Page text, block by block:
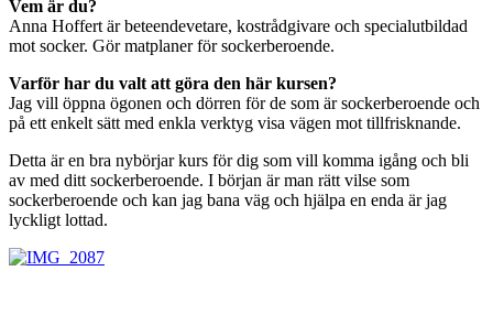
Vem är du?
Anna Hoffert är beteendevetare, kostrådgivare och specialutbildad
mot socker. Gör matplaner för sockerberoende.
Varför har du valt att göra den här kursen?
Jag vill öppna ögonen och dörren för de som är sockerberoende och
på ett enkelt sätt med enkla verktyg visa vägen mot tillfrisknande.
Detta är en bra nybörjar kurs för dig som vill komma igång och bli
av med ditt sockerberoende. I början är man rätt vilse som
sockerberoende och kan jag bana väg och hjälpa en enda är jag
lyckligt lottad.